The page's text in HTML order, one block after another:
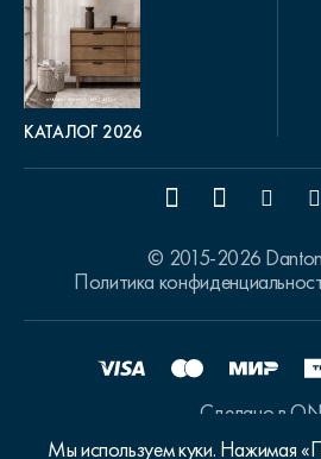
Мы используем куки. Нажимая
КАТАЛОГ 2026
© 2015-2026
Политика
Сделано в